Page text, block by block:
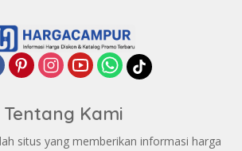
Tentang Kami
situs yang memberikan informasi harga